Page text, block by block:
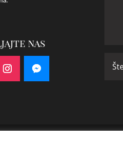
nas